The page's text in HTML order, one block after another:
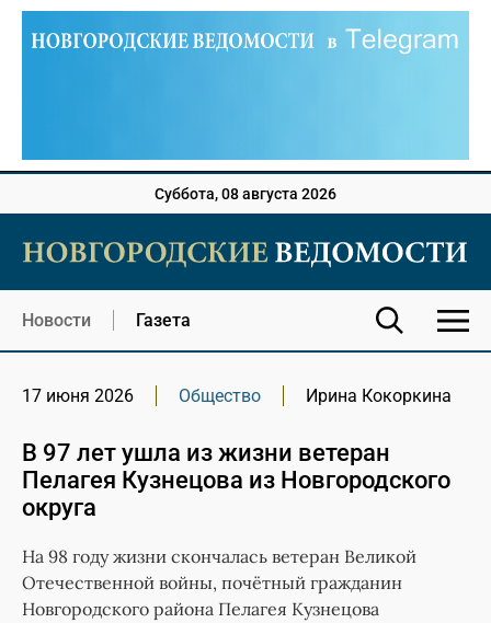
Суббота, 08 августа 2026
Новости Газета
17 июня 2026 Общество Ирина Кокоркина
В 97 лет ушла из жизни ветеран
Пелагея Кузнецова из Новгородского
округа
На 98 году жизни скончалась ветеран Великой
Отечественной войны, почётный гражданин
Новгородского района Пелагея Кузнецова